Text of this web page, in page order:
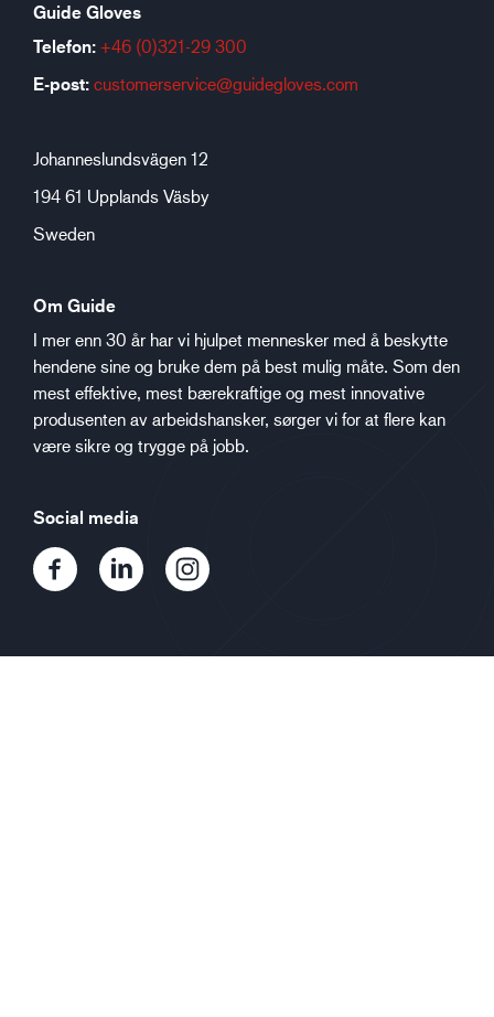
Guide Gloves
Telefon: +46 (0)321-29 300
E-post: customerservice@guidegloves.com
Johanneslundsvägen 12
194 61 Upplands Väsby
Sweden
Om Guide
I mer enn 30 år har vi hjulpet mennesker med å beskytte
hendene sine og bruke dem på best mulig måte. Som den
mest effektive, mest bærekraftige og mest innovative
produsenten av arbeidshansker, sørger vi for at flere kan
være sikre og trygge på jobb.
Social media